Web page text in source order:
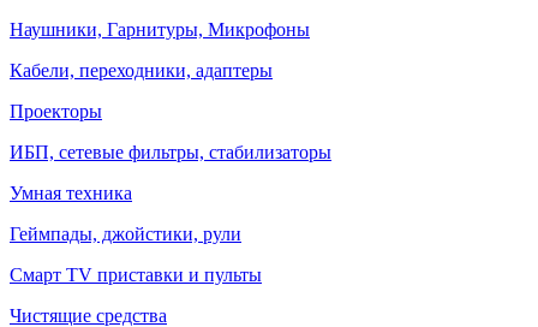
Наушники, Гарнитуры, Микрофоны
Кабели, переходники, адаптеры
Проекторы
ИБП, сетевые фильтры, стабилизаторы
Умная техника
Геймпады, джойстики, рули
Смарт TV приставки и пульты
Чистящие средства